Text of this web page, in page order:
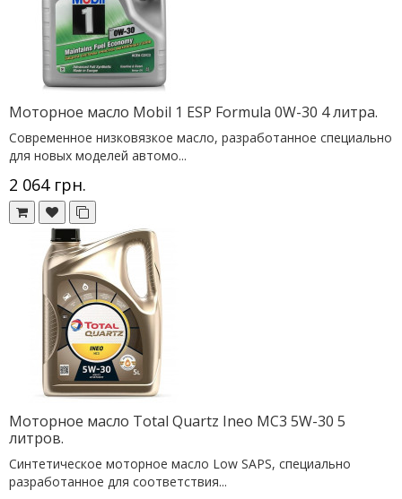
Моторное масло Mobil 1 ESP Formula 0W-30 4 литра.
Современное низковязкое масло, разработанное специально
для новых моделей автомо...
2 064 грн.
Моторное масло Total Quartz Ineo MC3 5W-30 5
литров.
Синтетическое моторное масло Low SAPS, специально
разработанное для соответствия...